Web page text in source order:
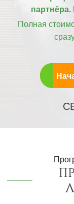
Полная